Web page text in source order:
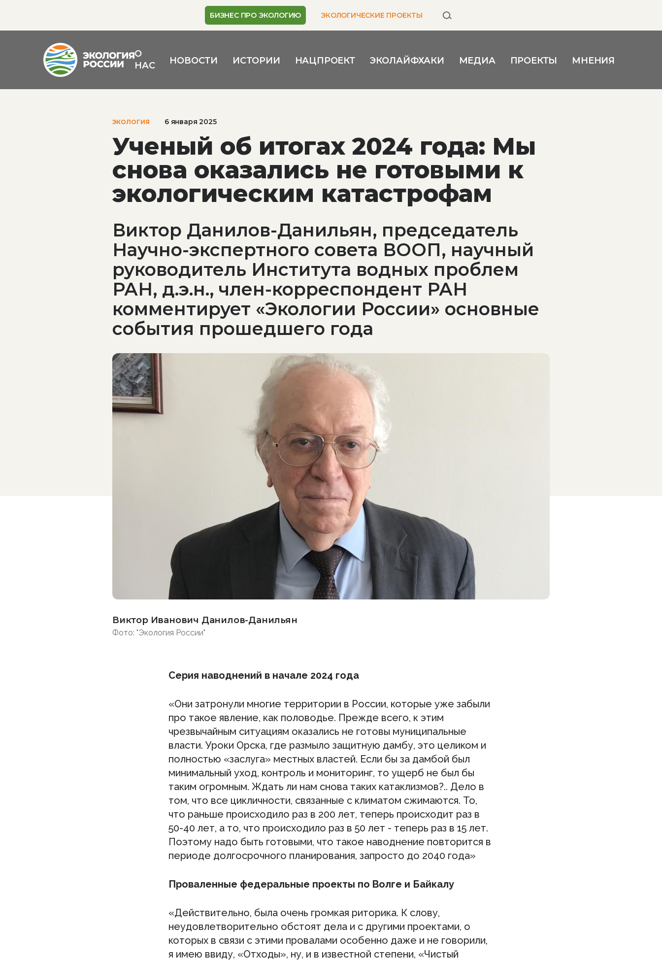
БИЗНЕС ПРО ЭКОЛОГИЮ ЭКОЛОГИЧЕСКИЕ ПРОЕКТЫ
О
НАС
НОВОСТИ ИСТОРИИ НАЦПРОЕКТ ЭКОЛАЙФХАКИ МЕДИА ПРОЕКТЫ МНЕНИЯ
ЭКОЛОГИЯ 6 января 2025
Ученый об итогах 2024 года: Мы
снова оказались не готовыми к
экологическим катастрофам
Виктор Данилов-Данильян, председатель
Научно-экспертного совета ВООП, научный
руководитель Института водных проблем
РАН, д.э.н., член-корреспондент РАН
комментирует «Экологии России» основные
события прошедшего года
Виктор Иванович Данилов-Данильян
Фото: "Экология России"
Серия наводнений в начале 2024 года
«Они затронули многие территории в России, которые уже забыли
про такое явление, как половодье. Прежде всего, к этим
чрезвычайным ситуациям оказались не готовы муниципальные
власти. Уроки Орска, где размыло защитную дамбу, это целиком и
полностью «заслуга» местных властей. Если бы за дамбой был
минимальный уход, контроль и мониторинг, то ущерб не был бы
таким огромным. Ждать ли нам снова таких катаклизмов?.. Дело в
том, что все цикличности, связанные с климатом сжимаются. То,
что раньше происходило раз в 200 лет, теперь происходит раз в
50-40 лет, а то, что происходило раз в 50 лет - теперь раз в 15 лет.
Поэтому надо быть готовыми, что такое наводнение повторится в
периоде долгосрочного планирования, запросто до 2040 года»
Проваленные федеральные проекты по Волге и Байкалу
«Действительно, была очень громкая риторика. К слову,
неудовлетворительно обстоят дела и с другими проектами, о
которых в связи с этими провалами особенно даже и не говорили,
я имею ввиду, «Отходы», ну, и в известной степени, «Чистый